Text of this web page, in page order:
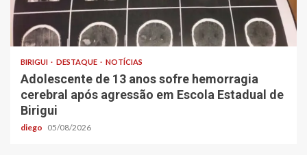
BIRIGUI DESTAQUE NOTÍCIAS
Adolescente de 13 anos sofre hemorragia
cerebral após agressão em Escola Estadual de
Birigui
diego 05/08/2026